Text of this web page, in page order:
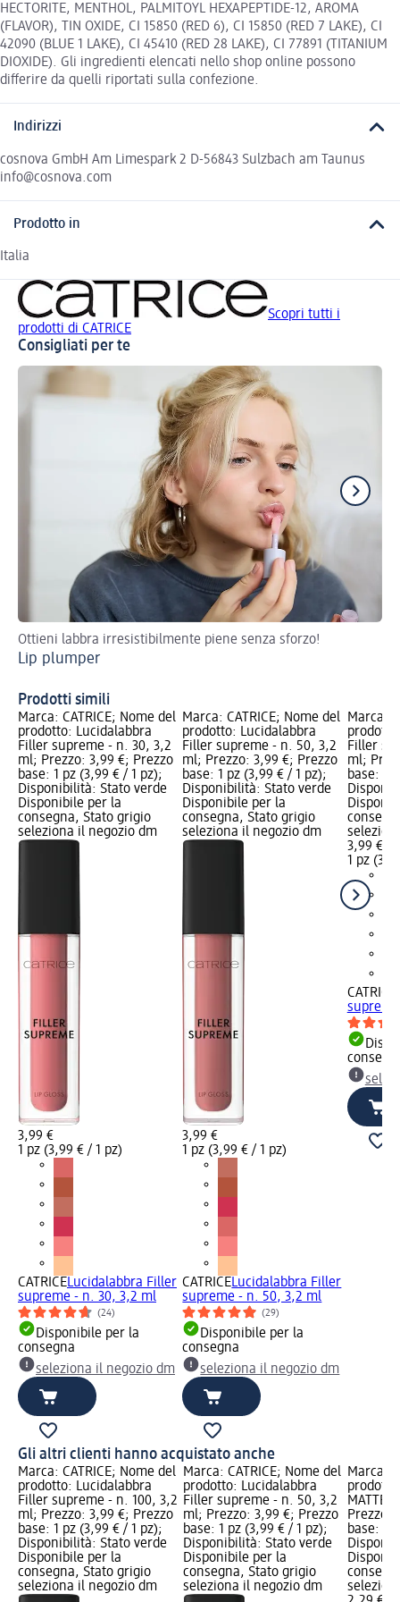
HECTORITE, MENTHOL, PALMITOYL HEXAPEPTIDE-12, AROMA
(FLAVOR), TIN OXIDE, CI 15850 (RED 6), CI 15850 (RED 7 LAKE), CI
42090 (BLUE 1 LAKE), CI 45410 (RED 28 LAKE), CI 77891 (TITANIUM
DIOXIDE). Gli ingredienti elencati nello shop online possono
differire da quelli riportati sulla confezione.
Indirizzi
cosnova GmbH Am Limespark 2 D-56843 Sulzbach am Taunus
info@cosnova.com
Prodotto in
Italia
Scopri tutti i
prodotti di CATRICE
Consigliati per te
Ottieni labbra irresistibilmente piene senza sforzo!
Lip plumper
Prodotti simili
Marca: CATRICE; Nome del
prodotto: Lucidalabbra
Filler supreme - n. 30, 3,2
ml; Prezzo: 3,99 €; Prezzo
base: 1 pz (3,99 € / 1 pz);
Disponibilità: Stato verde
Disponibile per la
consegna, Stato grigio
seleziona il negozio dm
3,99 €
1 pz (3,99 € / 1 pz)
CATRICELucidalabbra Filler
supreme - n. 30, 3,2 ml
(24)
Disponibile per la
consegna
seleziona il negozio dm
Marca: CATRICE; Nome del
prodotto: Lucidalabbra
Filler supreme - n. 50, 3,2
ml; Prezzo: 3,99 €; Prezzo
base: 1 pz (3,99 € / 1 pz);
Disponibilità: Stato verde
Disponibile per la
consegna, Stato grigio
seleziona il negozio dm
3,99 €
1 pz (3,99 € / 1 pz)
CATRICELucidalabbra Filler
supreme - n. 50, 3,2 ml
(29)
Disponibile per la
consegna
seleziona il negozio dm
Marca:
Filler
ml;
base: 1
3,99 €
1 pz
CATRICE
Gli altri clienti hanno acquistato anche
Marca: CATRICE; Nome del
prodotto: Lucidalabbra
Filler supreme - n. 100, 3,2
ml; Prezzo: 3,99 €; Prezzo
base: 1 pz (3,99 € / 1 pz);
Disponibilità: Stato verde
Disponibile per la
consegna, Stato grigio
seleziona il negozio dm
Marca: CATRICE; Nome del
prodotto: Lucidalabbra
Filler supreme - n. 50, 3,2
ml; Prezzo: 3,99 €; Prezzo
base: 1 pz (3,99 € / 1 pz);
Disponibilità: Stato verde
Disponibile per la
consegna, Stato grigio
seleziona il negozio dm
Marca:
MATTE
Prezzo:
base: 1